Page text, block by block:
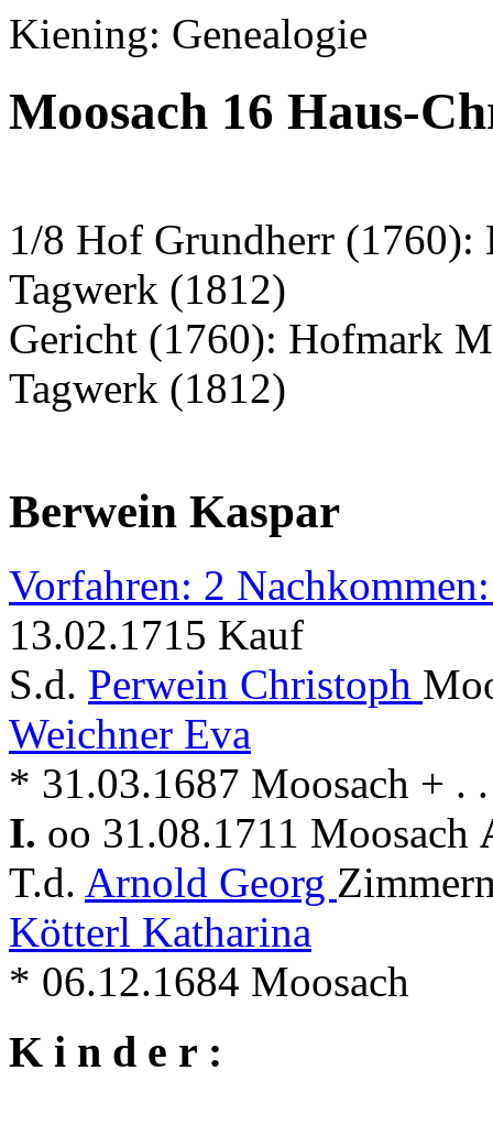
Kiening: Genealogie
Moosach 16 Haus-
1/8 Hof Grundherr
Tagwerk (1812)
Gericht (1760): Hofmark
Tagwerk (1812)
Berwein Kaspar
Vorfahren: 2
13.02.1715 Kauf
S.d. Perwein Christoph
Weichner Eva
* 31.03.1687 Moosach + .
I. oo 31.08.1711 Moosach
T.d. Arnold Georg
Kötterl Katharina
* 06.12.1684 Moosach
K i n d e r :